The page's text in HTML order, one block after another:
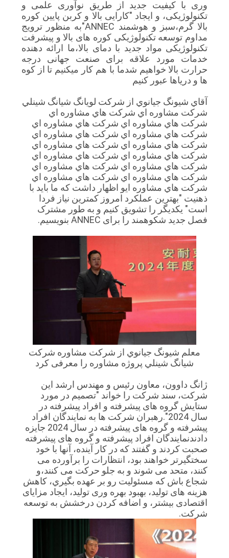
وری با کیفیت جدید از طریق نوآوری علمی و
تکنولوژیکی، و ایجاد "کارایی بالا و کربن پایین کوره
بالا گرم،سبز و هوشمند ANNEC"به منظور ترویج
مداوم توسعه تکنولوژیکی کوره های بالا و پیشرفت
تکنولوژیکی مواد جدید با دمای بالا،ما ارائه دهنده
خدمات مورد علاقه برای صنعت جهانی درجه
حرارت بالا خواهیم شدما با هم کار ميکنيم تا از کوه
ها و درياها عبور کنيم
آقاي شيونگ جيانوي از شرکت لويانگ شيانگ شينلي
شرکت مشاوره اي شرکت هاي مشاوره اي
شرکت هاي مشاوره اي شرکت هاي مشاوره اي
شرکت هاي مشاوره اي شرکت هاي مشاوره اي
شرکت هاي مشاوره اي شرکت هاي مشاوره اي
شرکت هاي مشاوره اي شرکت هاي مشاوره اي
شرکت هاي مشاوره اي شرکت هاي مشاوره اي
شرکت هاي مشاوره اي شرکت هاي مشاوره اي
شرکت هاي مشاوره ايو اظهار داشت که ما باید با
ذهنیت "بهترین عملکرد امروز کمترین نیاز فردا
است" یکدیگر را تشویق کنیم و به طور مشترک
فصل جدید شکوهمند را برای ANNEC بنویسیم.
معلم شيونگ جيانوي از شرکت مشاوره شرکت
شيانگ شينلي پروژه مشاوره را معرفی کرد
ژانگ داوون، معاون رئیس و مهندس ارشد این
شرکت، سند شرکت را خواند "تصمیم در مورد
ستایش گروه های پیشرفته و افراد پیشرفته در
سال 2024".رهبران شرکت ها به نمایندگان افراد
پیشرفته و گروه های پیشرفته در سال 2024 جایزه
دادندنمایندگان افراد پیشرفته و گروه های پیشرفته
صحبت کردند و گفتند که در کار آینده، آنها با خود
سختگیرتر خواهند بود، انتظارات را برآورده می
کنند، متحد می شوند و به جلو حرکت می کنند،و
شجاع باش که مسئوليت رو بر عهده بگيري، کاهش
هزینه های تولید، بهبود بهره وری تولید، ایجاد مزایای
اقتصادی بیشتر، و اضافه کردن درخشش به توسعه
شرکت.